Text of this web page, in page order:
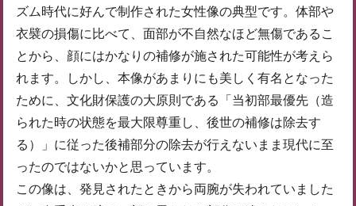
ズム時代に好んで制作された女性像の典型です。体部や
衣襞の損傷に比べて、面部が不自然なほど無傷であるこ
とから、顔にはかなりの補修が施された可能性が考えら
れます。しかし、本像があまりにも美しく有名となった
ために、文化財保護の大原則である「当初部最優先（造
られた時の状態を最大限尊重し、後世の補修は除去す
る）」に従った後補部分の除去が行えないまま現代に至
ったのではないかと思っています。
この像は、発見されたときから両腕が失われていました